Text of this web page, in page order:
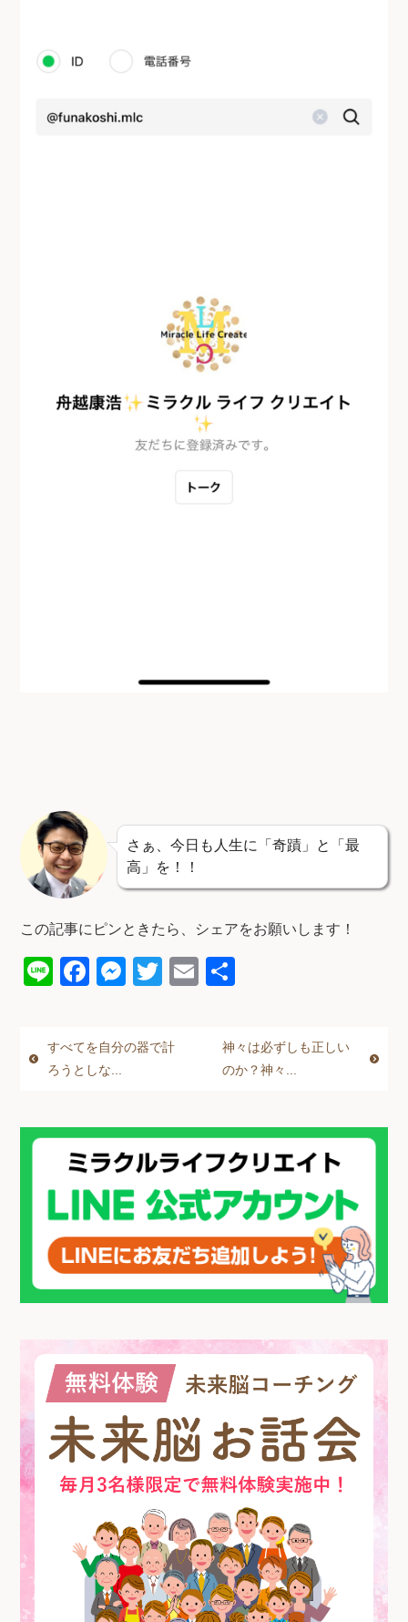
さぁ、今日も人生に「奇蹟」と「最
高」を！！
この記事にピンときたら、シェアをお願いします！
Li
F
e
b
o
k
M
e
er
T
er
E
すべてを自分の器で計
ろうとしな...
神々は必ずしも正しい
のか？神々...